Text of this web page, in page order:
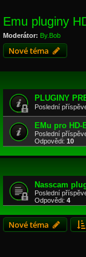
Emu pluginy
Moderátor: By.Bob
Nové téma
PLUGINY
Poslední
EMu pro HD-
Poslední
Odpovědi: 10
Nasscam
Poslední
Odpovědi: 4
Nové téma